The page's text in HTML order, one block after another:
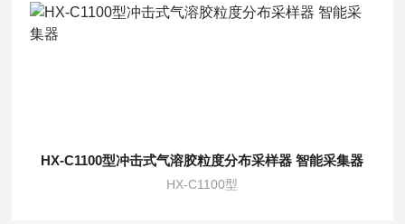
HX-C1100型冲击式气溶胶粒度分布采样器 智能采集器
HX-C1100型